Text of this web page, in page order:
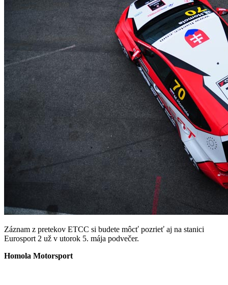
Záznam z pretekov ETCC si budete môcť pozrieť aj na stanici
Eurosport 2 už v utorok 5. mája podvečer.
Homola Motorsport